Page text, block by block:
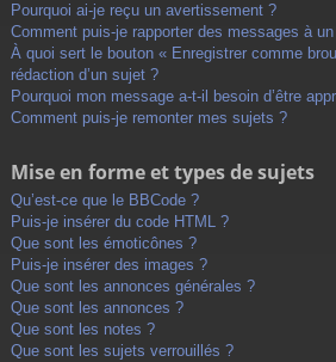
Pourquoi ai-je reçu un avertissement ?
Comment puis-je rapporter des messages à
À quoi sert le bouton « Enregistrer comme
rédaction d’un sujet ?
Pourquoi mon message a-t-il besoin d’être
Comment puis-je remonter mes sujets ?
Mise en forme et types de sujets
Qu’est-ce que le BBCode ?
Puis-je insérer du code HTML ?
Que sont les émoticônes ?
Puis-je insérer des images ?
Que sont les annonces générales ?
Que sont les annonces ?
Que sont les notes ?
Que sont les sujets verrouillés ?